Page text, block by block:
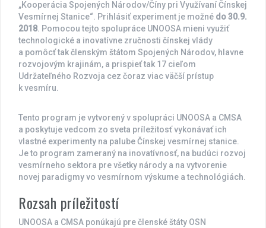
„Kooperácia Spojených Národov/Číny pri Využívaní Čínskej
Vesmírnej Stanice“. Prihlásiť experiment je možné do 30.9.
2018. Pomocou tejto spolupráce UNOOSA mieni využiť
technologické a inovatívne zručnosti čínskej vlády
a pomôcť tak členským štátom Spojených Národov, hlavne
rozvojovým krajinám, a prispieť tak 17 cieľom
Udržateľného Rozvoja cez čoraz viac väčší prístup
k vesmíru.
Tento program je vytvorený v spolupráci UNOOSA a CMSA
a poskytuje vedcom zo sveta príležitosť vykonávať ich
vlastné experimenty na palube Čínskej vesmírnej stanice.
Je to program zameraný na inovatívnosť, na budúci rozvoj
vesmírneho sektora pre všetky národy a na vytvorenie
novej paradigmy vo vesmírnom výskume a technológiách.
Rozsah príležitostí
UNOOSA a CMSA ponúkajú pre členské štáty OSN